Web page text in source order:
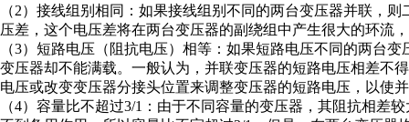
（2）接线组别相同：如果接线组别不同的两台变压器并联，
压差，这个电压差将在两台变压器的副绕组中产生很大的环流
（3）短路电压（阻抗电压）相等：如果短路电压不同的两台
变压器却不能满载。一般认为，并联变压器的短路电压相差不
电压或改变变压器分接头位置来调整变压器的短路电压，以使
（4）容量比不超过3/1：由于不同容量的变压器，其阻抗相差